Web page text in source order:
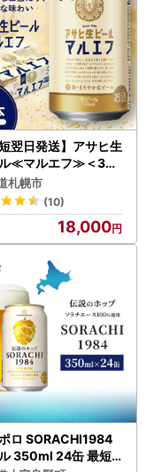
短翌日発送】アサヒ生
≪マルエフ≫＜350
缶 1ケース 北海道
造
札幌市
(10)
18,000
ロ SORACHI1984
350ml 24缶 最短